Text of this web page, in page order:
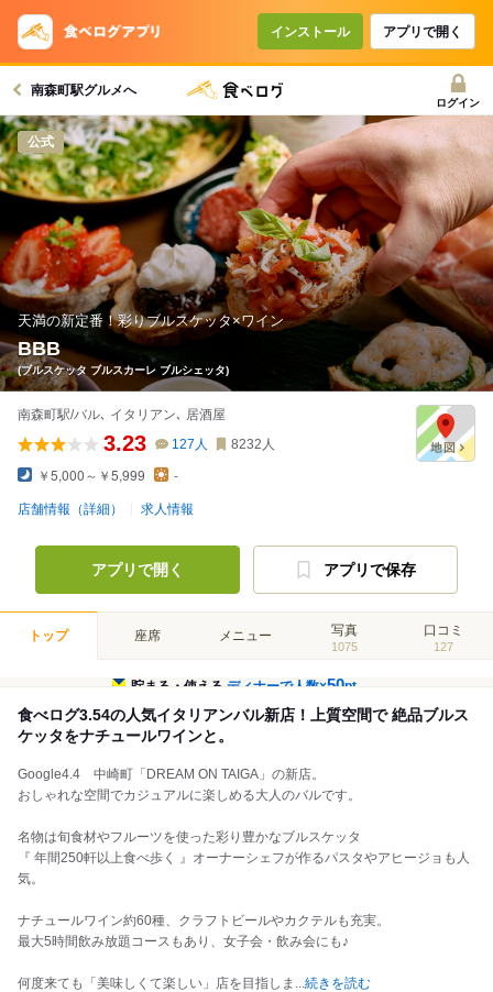
インストール アプリで開く
南森町駅グルメへ
ログイン
公式
天満の新定番！彩りブルスケッタ×ワイン
BBB
(ブルスケッタ ブルスカーレ ブルシェッタ)
南森町駅/バル､ イタリアン､ 居酒屋
3.23 127 人 8232 人
￥5,000～￥5,999 -
店舗情報（詳細） 求人情報
アプリで開く アプリで保存
トップ 座席 メニュー 写真
1075
口コミ
127
貯まる・使えるディナーで人数×50pt
食べログ3.54の人気イタリアンバル新店！上質空間で 絶品ブルス
ケッタをナチュールワインと。
Google4.4 中崎町「DREAM ON TAIGA」の新店。
おしゃれな空間でカジュアルに楽しめる大人のバルです。
名物は旬食材やフルーツを使った彩り豊かなブルスケッタ
『 年間250軒以上食べ歩く 』オーナーシェフが作るパスタやアヒージョも人
気。
ナチュールワイン約60種、クラフトビールやカクテルも充実。
最大5時間飲み放題コースもあり、女子会・飲み会にも♪
何度来ても「美味しくて楽しい」店を目指しま ...続きを読む